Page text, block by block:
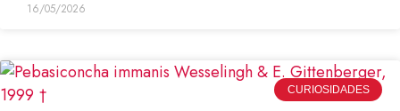
16/05/2026
CURIOSIDADES